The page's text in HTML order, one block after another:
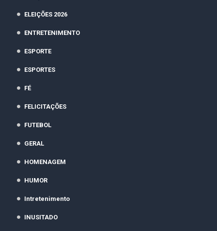
ELEIÇÕES 2026
ENTRETENIMENTO
ESPORTE
ESPORTES
FÉ
FELICITAÇÕES
FUTEBOL
GERAL
HOMENAGEM
HUMOR
Intretenimento
INUSITADO